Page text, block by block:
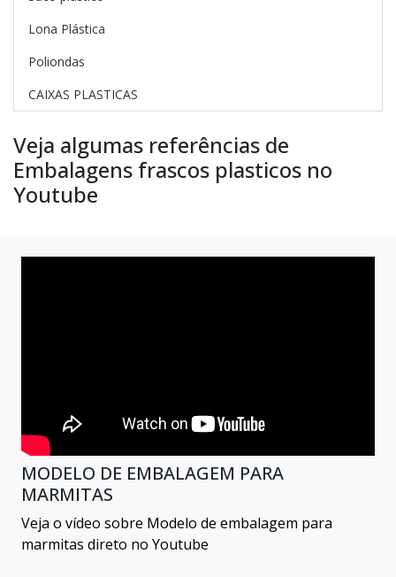
Lona Plástica
Poliondas
CAIXAS PLASTICAS
Veja algumas referências de
Embalagens frascos plasticos no
Youtube
MODELO DE EMBALAGEM PARA
MARMITAS
Veja o vídeo sobre Modelo de embalagem para
marmitas direto no Youtube